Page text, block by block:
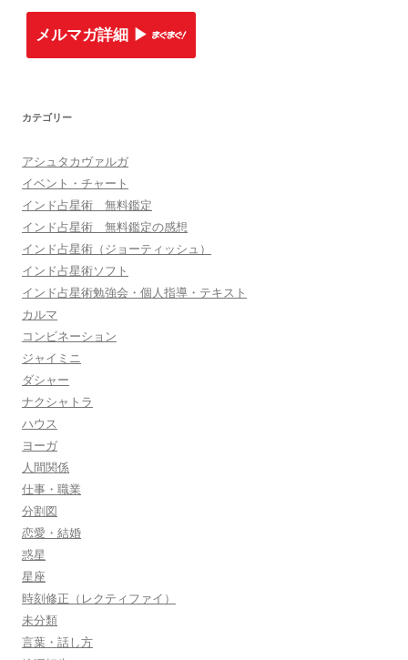
メルマガ詳細 ▶︎
カテゴリー
アシュタカヴァルガ
イベント・チャート
インド占星術 無料鑑定
インド占星術 無料鑑定の感想
インド占星術（ジョーティッシュ）
インド占星術ソフト
インド占星術勉強会・個人指導・テキスト
カルマ
コンビネーション
ジャイミニ
ダシャー
ナクシャトラ
ハウス
ヨーガ
人間関係
仕事・職業
分割図
恋愛・結婚
惑星
星座
時刻修正（レクティファイ）
未分類
言葉・話し方